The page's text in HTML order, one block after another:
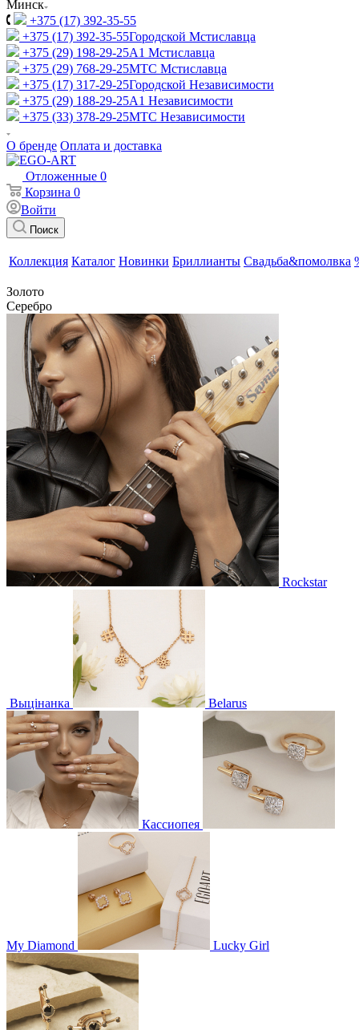
Минск
+375 (17) 392-35-55
+375 (17) 392-35-55Городской Мстиславца
+375 (29) 198-29-25A1 Мстиславца
+375 (29) 768-29-25МТС Мстиславца
+375 (17) 317-29-25Городской Независимости
+375 (29) 188-29-25A1 Независимости
+375 (33) 378-29-25МТС Независимости
О бренде Оплата и доставка
Отложенные 0
Корзина 0
Войти
Поиск
Коллекция Каталог Новинки Бриллианты Свадьба&помолвка
Золото
Серебро
Rockstar
Выцінанка Belarus
Кассиопея
My Diamond Lucky Girl